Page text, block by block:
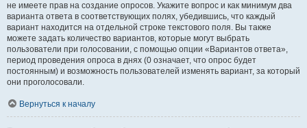
не имеете прав на создание опросов. Укажите вопрос и как минимум два
варианта ответа в соответствующих полях, убедившись, что каждый
вариант находится на отдельной строке текстового поля. Вы также
можете задать количество вариантов, которые могут выбрать
пользователи при голосовании, с помощью опции «Вариантов ответа»,
период проведения опроса в днях (0 означает, что опрос будет
постоянным) и возможность пользователей изменять вариант, за который
они проголосовали.
Вернуться к началу